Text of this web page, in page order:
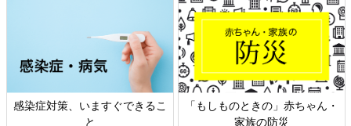
のときの」赤ちゃん・
日本外来小児科学会リーフレッ
六星占